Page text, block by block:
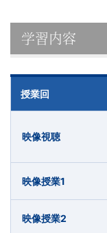
学習内容
授業回
映像視聴
映像授業1
映像授業2